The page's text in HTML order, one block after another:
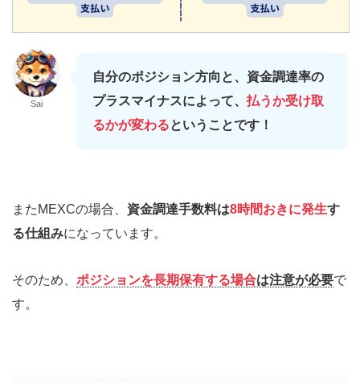
Sai
自分のポジション方向と、資金調達率の
プラスマイナスによって、 払うか受け取
るかが変わるということです！
またMEXCの場合、 資金調達手数料は8時間おきに発生す
る仕組みになっています。
そのため、 ポジションを長期保有する場合は注意が必要で
す。